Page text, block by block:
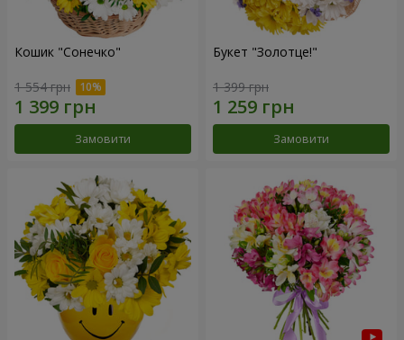
Кошик "Сонечко"
1 554 грн
Замовити
Букет "Золотце!"
1 399 грн
Замовити